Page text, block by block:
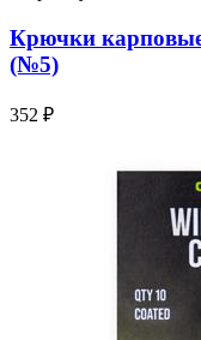
Крючки
(№5)
352 ₽